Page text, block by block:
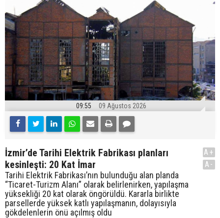
09:55 09 Ağustos 2026
İzmir’de Tarihi Elektrik Fabrikası planları
kesinleşti: 20 Kat İmar
Tarihi Elektrik Fabrikası’nın bulunduğu alan planda
“Ticaret-Turizm Alanı” olarak belirlenirken, yapılaşma
yüksekliği 20 kat olarak öngörüldü. Kararla birlikte
parsellerde yüksek katlı yapılaşmanın, dolayısıyla
gökdelenlerin önü açılmış oldu
A+
A-